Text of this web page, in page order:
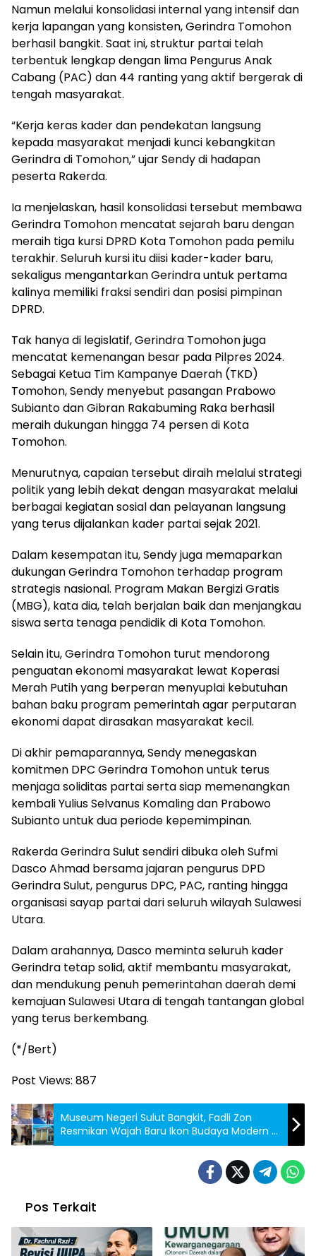
Namun melalui konsolidasi internal yang intensif dan
kerja lapangan yang konsisten, Gerindra Tomohon
berhasil bangkit. Saat ini, struktur partai telah
terbentuk lengkap dengan lima Pengurus Anak
Cabang (PAC) dan 44 ranting yang aktif bergerak di
tengah masyarakat.
“Kerja keras kader dan pendekatan langsung
kepada masyarakat menjadi kunci kebangkitan
Gerindra di Tomohon,” ujar Sendy di hadapan
peserta Rakerda.
Ia menjelaskan, hasil konsolidasi tersebut membawa
Gerindra Tomohon mencatat sejarah baru dengan
meraih tiga kursi DPRD Kota Tomohon pada pemilu
terakhir. Seluruh kursi itu diisi kader-kader baru,
sekaligus mengantarkan Gerindra untuk pertama
kalinya memiliki fraksi sendiri dan posisi pimpinan
DPRD.
Tak hanya di legislatif, Gerindra Tomohon juga
mencatat kemenangan besar pada Pilpres 2024.
Sebagai Ketua Tim Kampanye Daerah (TKD)
Tomohon, Sendy menyebut pasangan Prabowo
Subianto dan Gibran Rakabuming Raka berhasil
meraih dukungan hingga 74 persen di Kota
Tomohon.
Menurutnya, capaian tersebut diraih melalui strategi
politik yang lebih dekat dengan masyarakat melalui
berbagai kegiatan sosial dan pelayanan langsung
yang terus dijalankan kader partai sejak 2021.
Dalam kesempatan itu, Sendy juga memaparkan
dukungan Gerindra Tomohon terhadap program
strategis nasional. Program Makan Bergizi Gratis
(MBG), kata dia, telah berjalan baik dan menjangkau
siswa serta tenaga pendidik di Kota Tomohon.
Selain itu, Gerindra Tomohon turut mendorong
penguatan ekonomi masyarakat lewat Koperasi
Merah Putih yang berperan menyuplai kebutuhan
bahan baku program pemerintah agar perputaran
ekonomi dapat dirasakan masyarakat kecil.
Di akhir pemaparannya, Sendy menegaskan
komitmen DPC Gerindra Tomohon untuk terus
menjaga soliditas partai serta siap memenangkan
kembali Yulius Selvanus Komaling dan Prabowo
Subianto untuk dua periode kepemimpinan.
Rakerda Gerindra Sulut sendiri dibuka oleh Sufmi
Dasco Ahmad bersama jajaran pengurus DPD
Gerindra Sulut, pengurus DPC, PAC, ranting hingga
organisasi sayap partai dari seluruh wilayah Sulawesi
Utara.
Dalam arahannya, Dasco meminta seluruh kader
Gerindra tetap solid, aktif membantu masyarakat,
dan mendukung penuh pemerintahan daerah demi
kemajuan Sulawesi Utara di tengah tantangan global
yang terus berkembang.
(*/Bert)
Post Views: 887
Museum Negeri Sulut Bangkit, Fadli Zon
Resmikan Wajah Baru Ikon Budaya Modern di
Manado
Pos Terkait